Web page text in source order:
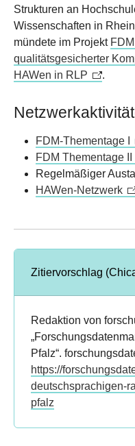
Strukturen an
Wissenschaften in
mündete im Projekt
qualitätsgesicherter
HAWen in RLP
.
FDM-Thementage I
FDM Thementage II
Regelmäßiger
HAWen-Netzwerk
Zitiervorschlag
Redaktion von
Pfalz“.
https://
deutschsprachigen-
pfalz